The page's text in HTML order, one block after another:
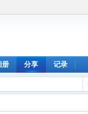
册 分享 记录